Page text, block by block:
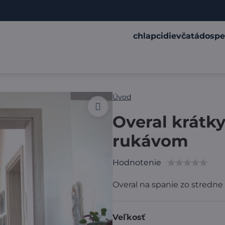
chlapcidievčatá
Úvod
Overal
rukávom
Hodnotenie
Overal na spanie zo
Veľkosť